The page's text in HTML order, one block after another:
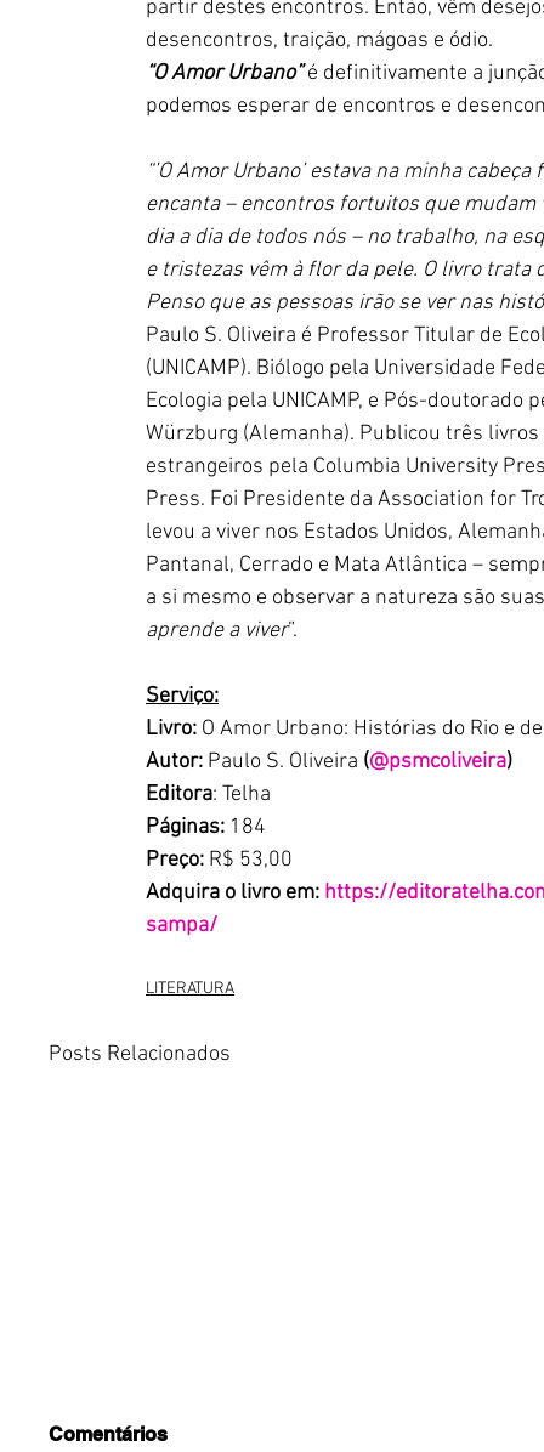
partir destes encontros. Então, vêm
desencontros, traição, mágoas e ódio.
“O Amor Urbano” é definitivamente a
podemos esperar de encontros e
“’O Amor Urbano’ estava na minha
encanta – encontros fortuitos que
dia a dia de todos nós – no trabalho, na
e tristezas vêm à flor da pele. O livro trata
Penso que as pessoas irão se ver nas
Paulo S. Oliveira é Professor Titular de
(UNICAMP). Biólogo pela Universidade
Ecologia pela UNICAMP, e Pós-
Würzburg (Alemanha). Publicou três
estrangeiros pela Columbia University
Press. Foi Presidente da Association for
levou a viver nos Estados Unidos,
Pantanal, Cerrado e Mata Atlântica –
a si mesmo e observar a natureza são
aprende a viver”.
Serviço:
Livro: O Amor Urbano: Histórias do Rio e
Autor: Paulo S. Oliveira (@psmcoliveira)
Editora: Telha
Páginas: 184
Preço: R$ 53,00
Adquira o livro em: https://
sampa/
LITERATURA
Posts Relacionados
Comentários